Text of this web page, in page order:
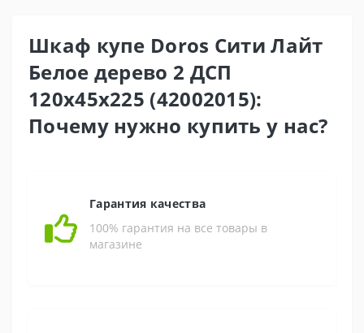
Шкаф купе Doros Сити Лайт
Белое дерево 2 ДСП
120х45х225 (42002015):
Почему нужно купить у нас?
Гарантия качества
100% гарантия на все товары в
магазине